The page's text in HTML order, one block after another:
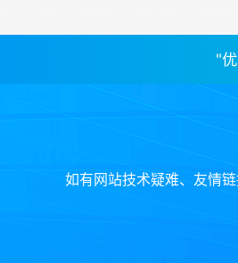
"
如有网站技术疑难、友情